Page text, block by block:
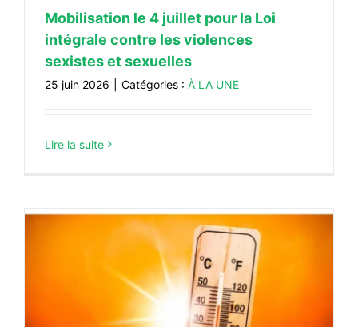
Mobilisation le 4 juillet pour la Loi
intégrale contre les violences
sexistes et sexuelles
25 juin 2026 Catégories : À LA UNE
Lire la suite